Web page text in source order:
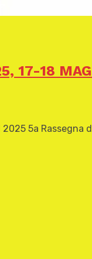
17-18
2025 5a